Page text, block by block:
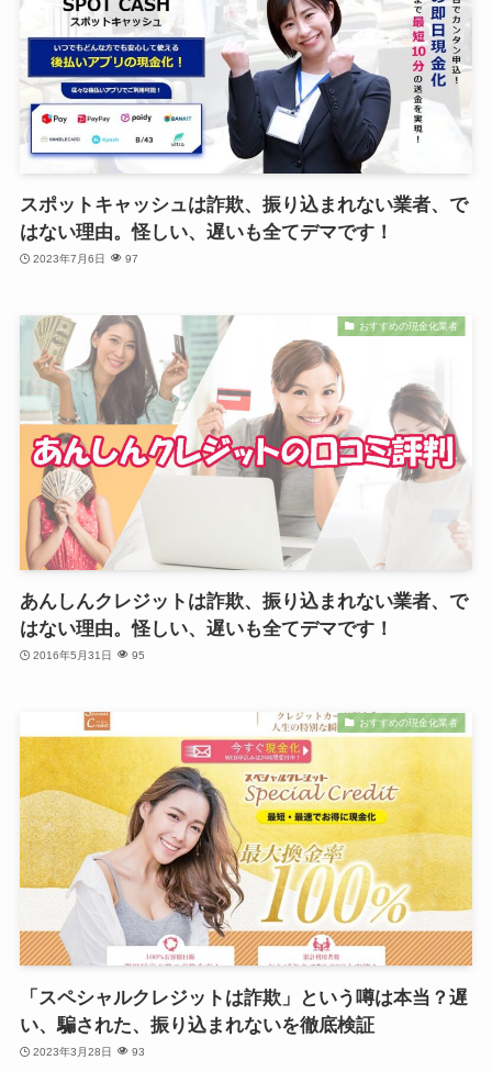
スポットキャッシュは詐欺、振り込まれない業者、で
はない理由。怪しい、遅いも全てデマです！
2023年7月6日 97
おすすめの現金化業者
あんしんクレジットは詐欺、振り込まれない業者、で
はない理由。怪しい、遅いも全てデマです！
2016年5月31日 95
おすすめの現金化業者
「スペシャルクレジットは詐欺」という噂は本当？遅
い、騙された、振り込まれないを徹底検証
2023年3月28日 93